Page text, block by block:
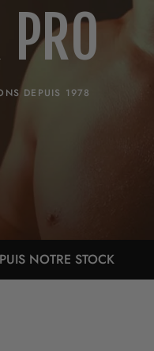
DEPUIS 1978
9,5 –